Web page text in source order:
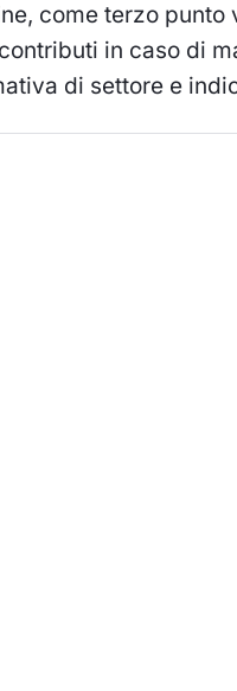
come terzo punto
in caso di
di settore e